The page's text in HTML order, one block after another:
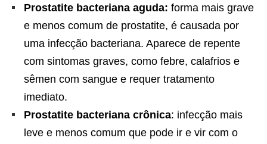
Prostatite bacteriana aguda: forma mais grave
e menos comum de prostatite, é causada por
uma infecção bacteriana. Aparece de repente
com sintomas graves, como febre, calafrios e
sêmen com sangue e requer tratamento
imediato.
Prostatite bacteriana crônica: infecção mais
leve e menos comum que pode ir e vir com o